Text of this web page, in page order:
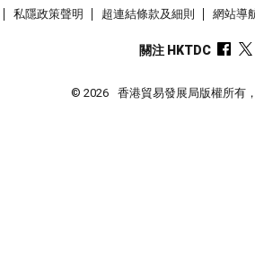
私隱政策聲明 超連結條款及細則 網站導
關注 HKTDC
© 2026 香港貿易發展局版權所有